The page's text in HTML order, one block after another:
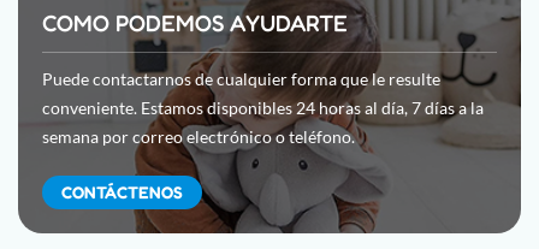
COMO PODEMOS AYUDARTE
Puede contactarnos de cualquier forma que le resulte
conveniente. Estamos disponibles 24 horas al día, 7 días a la
semana por correo electrónico o teléfono.
CONTÁCTENOS